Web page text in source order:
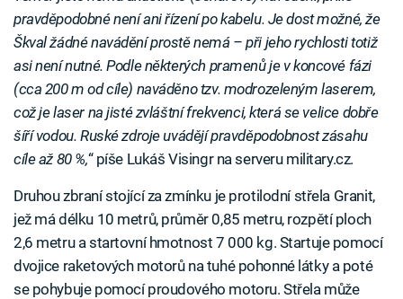
pravděpodobné není ani řízení po kabelu. Je dost možné, že
Škval žádné navádění prostě nemá – při jeho rychlosti totiž
asi není nutné. Podle některých pramenů je v koncové fázi
(cca 200 m od cíle) naváděno tzv. modrozeleným laserem,
což je laser na jisté zvláštní frekvenci, která se velice dobře
šíří vodou. Ruské zdroje uvádějí pravděpodobnost zásahu
cíle až 80 %,“ píše Lukáš Visingr na serveru military.cz.
Druhou zbraní stojící za zmínku je protilodní střela Granit,
jež má délku 10 metrů, průměr 0,85 metru, rozpětí ploch
2,6 metru a startovní hmotnost 7 000 kg. Startuje pomocí
dvojice raketových motorů na tuhé pohonné látky a poté
se pohybuje pomocí proudového motoru. Střela může